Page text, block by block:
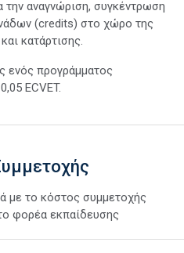
την αναγνώριση, συγκέντρωση
(credits) στο χώρο της
κατάρτισης.
ενός προγράμματος
ECVET.
με το κόστος συμμετοχής
φορέα εκπαίδευσης